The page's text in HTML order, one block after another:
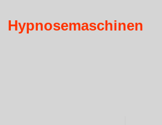
Hypnosemaschinen